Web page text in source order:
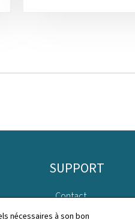
nécessaires à son bon
SUPPORT
Contact